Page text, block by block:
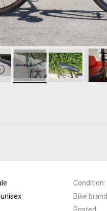
Condition
Bike brand
Posted